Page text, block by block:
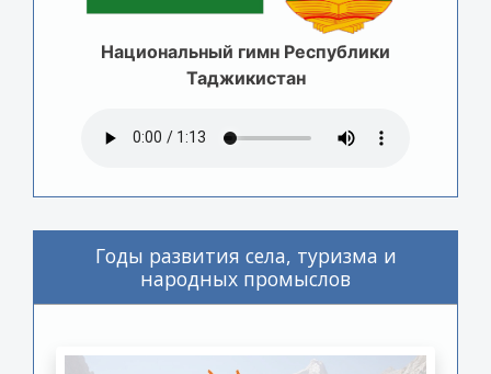
Национальный гимн Республики
Таджикистан
Годы развития села, туризма и
народных промыслов